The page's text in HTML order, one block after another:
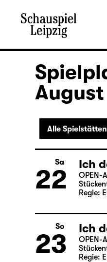
Alle Spielstätten
Sa
22
Ich
OPEN-
Regie:
So
23
Ich
OPEN-
Regie: